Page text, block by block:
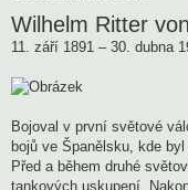
í
p
v
e
Wilhelm Ritter
11. září 1891 – 30. dubna
Bojoval v první světové
bojů ve Španělsku, kde
Před a během druhé
tankových uskupení.